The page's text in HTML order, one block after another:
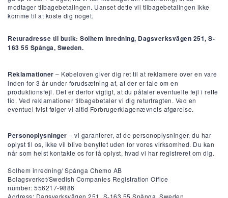
modtager tilbagebetalingen. Uanset dette vil tilbagebetalingen ikke
komme til at koste dig noget.
Returadresse til butik: Solhem Inredning, Dagsverksvägen 251, S-
163 55 Spånga, Sweden.
Reklamationer – Købeloven giver dig ret til at reklamere over en vare
inden for 3 år under forudsætning af, at der er tale om en
produktionsfejl. Det er derfor vigtigt, at du påtaler eventuelle fejl i rette
tid. Ved reklamationer tilbagebetaler vi dig returfragten. Ved en
eventuel tvist følger vi altid Forbrugerklagenævnets afgørelse.
Personoplysninger – vi garanterer, at de personoplysninger, du har
oplyst til os, ikke vil blive benyttet uden for vores virksomhed. Du kan
når som helst kontakte os for få oplyst, hvad vi har registreret om dig.
Solhem inredning/ Spånga Chemo AB
Bolagsverket/Swedish Companies Registration Office
number: 556217-9886
Address: Dagsverksvägen 251, S-163 55 Spånga, Sweden